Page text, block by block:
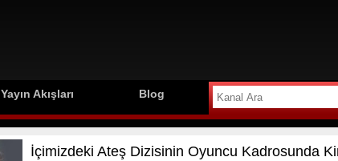
Yayın Akışları Blog
İçimizdeki Ateş Dizisinin Oyuncu Kadrosunda